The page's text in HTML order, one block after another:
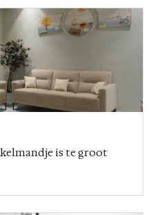
is te groot